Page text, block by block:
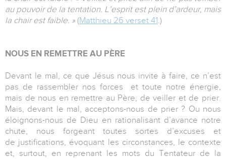
au pouvoir de la tentation. L’esprit est plein d’ardeur, mais
la chair est faible. » (Matthieu 26 verset 41.)
NOUS EN REMETTRE AU PÈRE
Devant le mal, ce que Jésus nous invite à faire, ce n’est
pas de rassembler nos forces et toute notre énergie,
mais de nous en remettre au Père, de veiller et de prier.
Mais, devant le mal, acceptons-nous de prier ? Ou nous
éloignons-nous de Dieu en rationalisant d’avance notre
chute, nous forgeant toutes sortes d’excuses et
de justifications, évoquant les circonstances, le contexte
et, surtout, en reprenant les mots du Tentateur de la